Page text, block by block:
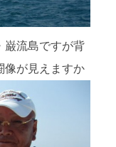
巌流島ですが背
像が見えますか